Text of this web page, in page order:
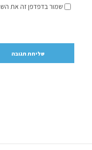
שמור בדפדפן זה את